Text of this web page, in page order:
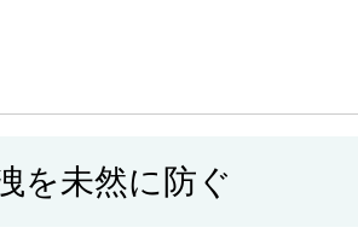
を未然に防ぐ